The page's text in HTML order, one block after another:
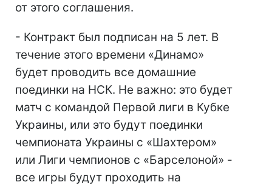
от этого соглашения.
- Контракт был подписан на 5 лет. В
течение этого времени «Динамо»
будет проводить все домашние
поединки на НСК. Не важно: это будет
матч с командой Первой лиги в Кубке
Украины, или это будут поединки
чемпионата Украины с «Шахтером»
или Лиги чемпионов с «Барселоной» -
все игры будут проходить на